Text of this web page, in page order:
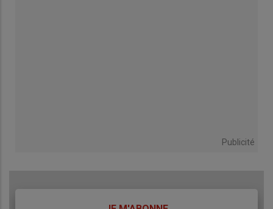
Publicité